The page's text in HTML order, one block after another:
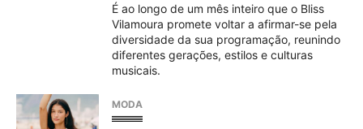
É ao longo de um mês inteiro que o Bliss
Vilamoura promete voltar a afirmar-se pela
diversidade da sua programação, reunindo
diferentes gerações, estilos e culturas
musicais.
MODA